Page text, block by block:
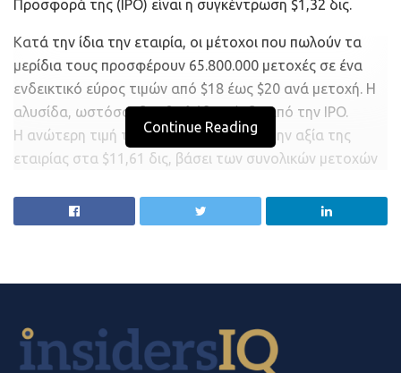
Προσφορά της (IPO) είναι η συγκέντρωση $1,32 δις.
Κατά την ίδια την εταιρία, οι μέτοχοι που πωλούν τα
μερίδια τους προσφέρουν 65.800.000 μετοχές σε ένα
ενδεικτικό εύρος τιμών από $18 έως $20 ανά μετοχή. Η
αλυσίδα, ωστόσο, δεν θα λάβει κέρδη από την IPO.
Η ανώτερη τιμή της κλίμακας θα όριζε την αξία της
εταιρίας στα $11,61 δις, βάσει των συνολικών μετοχών
μετοχών.
μπορούσε να συγκεντρώσει μέχρι και $1,51 δις.
για την IPO τον Μάρτιο, σε μία περίοδο κατά την οποία
όλα τα σουπερμάρκετ επωφελήθηκαν από τις αγορές
Continue Reading